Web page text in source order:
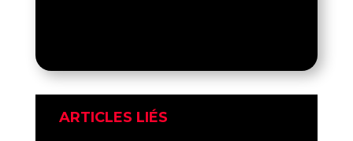
ARTICLES LIÉS